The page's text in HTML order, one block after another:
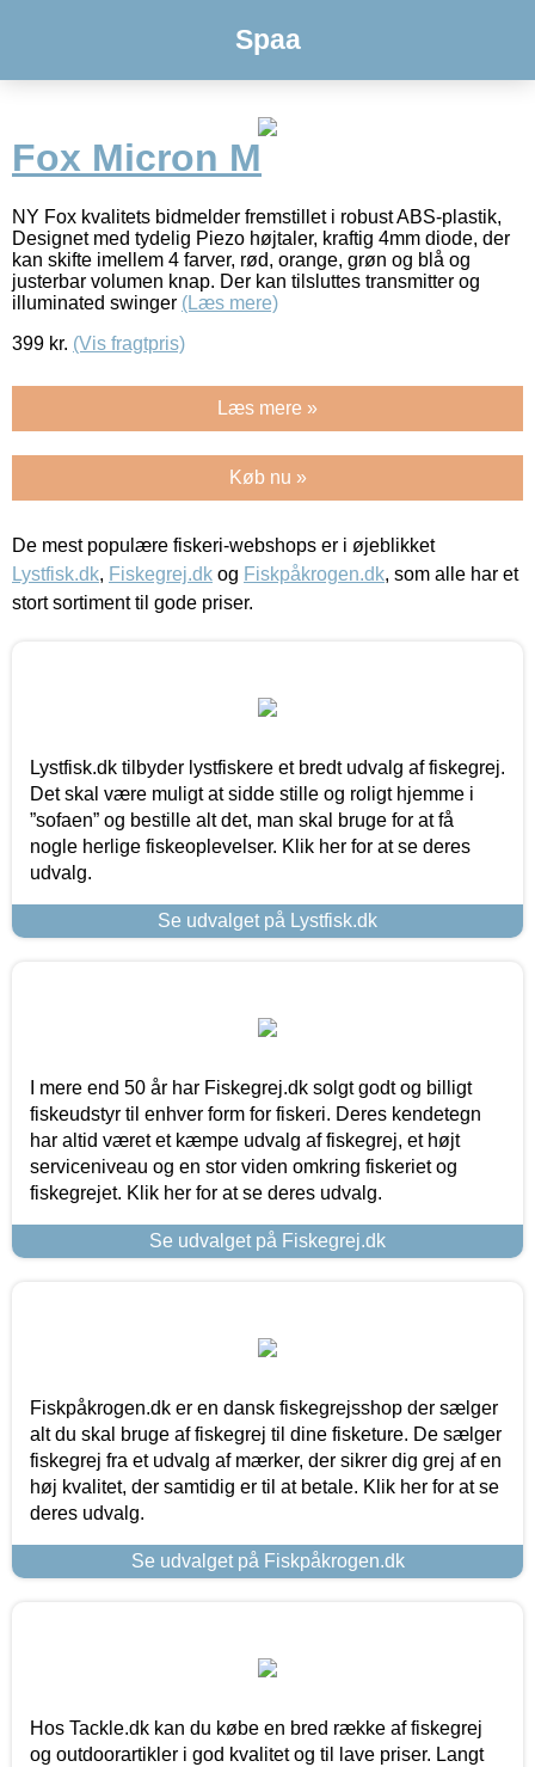
Spaa
Fox Micron M
NY Fox kvalitets bidmelder fremstillet i robust ABS-plastik,
Designet med tydelig Piezo højtaler, kraftig 4mm diode, der
kan skifte imellem 4 farver, rød, orange, grøn og blå og
justerbar volumen knap. Der kan tilsluttes transmitter og
illuminated swinger (Læs mere)
399 kr. (Vis fragtpris)
Læs mere »
Køb nu »
De mest populære fiskeri-webshops er i øjeblikket
Lystfisk.dk, Fiskegrej.dk og Fiskpåkrogen.dk, som alle har et
stort sortiment til gode priser.
Lystfisk.dk tilbyder lystfiskere et bredt udvalg af fiskegrej.
Det skal være muligt at sidde stille og roligt hjemme i
”sofaen” og bestille alt det, man skal bruge for at få
nogle herlige fiskeoplevelser. Klik her for at se deres
udvalg.
Se udvalget på Lystfisk.dk
I mere end 50 år har Fiskegrej.dk solgt godt og billigt
fiskeudstyr til enhver form for fiskeri. Deres kendetegn
har altid været et kæmpe udvalg af fiskegrej, et højt
serviceniveau og en stor viden omkring fiskeriet og
fiskegrejet. Klik her for at se deres udvalg.
Se udvalget på Fiskegrej.dk
Fiskpåkrogen.dk er en dansk fiskegrejsshop der sælger
alt du skal bruge af fiskegrej til dine fisketure. De sælger
fiskegrej fra et udvalg af mærker, der sikrer dig grej af en
høj kvalitet, der samtidig er til at betale. Klik her for at se
deres udvalg.
Se udvalget på Fiskpåkrogen.dk
Hos Tackle.dk kan du købe en bred række af fiskegrej
og outdoorartikler i god kvalitet og til lave priser. Langt